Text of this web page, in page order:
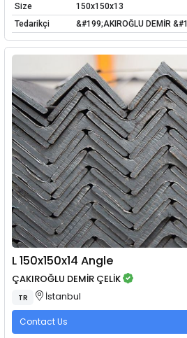
Size
150x150x13
Tedarikçi
&#199;AKIROĞLU DEMİR
L 150x150x14 Angle
ÇAKIROĞLU DEMİR ÇELİK
TR İstanbul
Contact Us